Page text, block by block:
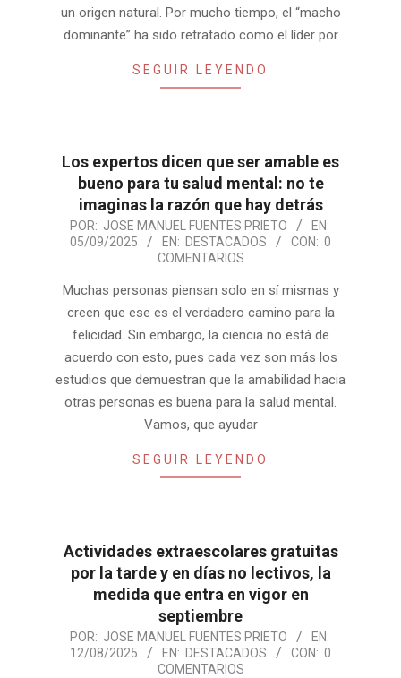
un origen natural. Por mucho tiempo, el “macho
dominante” ha sido retratado como el líder por
SEGUIR LEYENDO
Los expertos dicen que ser amable es
bueno para tu salud mental: no te
imaginas la razón que hay detrás
2025-
09-
POR: JOSE MANUEL FUENTES PRIETO
EN:
05/09/2025
EN: DESTACADOS CON: 0
COMENTARIOS
Muchas personas piensan solo en sí mismas y
creen que ese es el verdadero camino para la
felicidad. Sin embargo, la ciencia no está de
acuerdo con esto, pues cada vez son más los
estudios que demuestran que la amabilidad hacia
otras personas es buena para la salud mental.
Vamos, que ayudar
SEGUIR LEYENDO
Actividades extraescolares gratuitas
por la tarde y en días no lectivos, la
medida que entra en vigor en
septiembre
2025-POR: JOSE MANUEL FUENTES PRIETO
EN:
12/08/2025
EN: DESTACADOS CON: 0
COMENTARIOS